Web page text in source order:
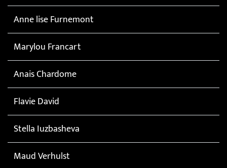
Anne lise Furnemont
Marylou Francart
Anais Chardome
Flavie David
Stella Iuzbasheva
Maud Verhulst